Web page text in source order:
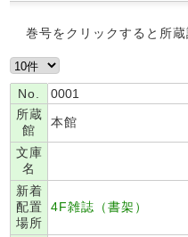
巻号をクリックすると所
No.
0001
所蔵
館
本館
文庫
名
新着
配置
場所
4F雑誌（書架）